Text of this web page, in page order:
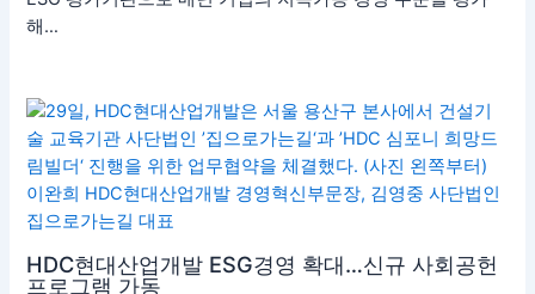
해…
HDC현대산업개발 ESG경영 확대…신규 사회공헌
프로그램 가동